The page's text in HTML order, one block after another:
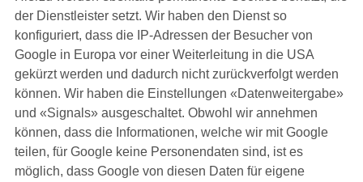
der Dienstleister setzt. Wir haben den Dienst so
konfiguriert, dass die IP-Adressen der Besucher von
Google in Europa vor einer Weiterleitung in die USA
gekürzt werden und dadurch nicht zurückverfolgt werden
können. Wir haben die Einstellungen «Datenweitergabe»
und «Signals» ausgeschaltet. Obwohl wir annehmen
können, dass die Informationen, welche wir mit Google
teilen, für Google keine Personendaten sind, ist es
möglich, dass Google von diesen Daten für eigene